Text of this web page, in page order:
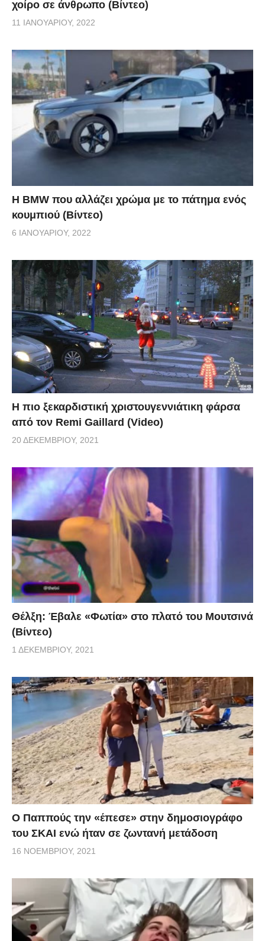
χοίρο σε άνθρωπο (Βίντεο)
11 ΙΑΝΟΥΑΡΊΟΥ, 2022
Η BMW που αλλάζει χρώμα με το πάτημα ενός
κουμπιού (Βίντεο)
6 ΙΑΝΟΥΑΡΊΟΥ, 2022
Η πιο ξεκαρδιστική χριστουγεννιάτικη φάρσα
από τον Remi Gaillard (Video)
20 ΔΕΚΕΜΒΡΊΟΥ, 2021
Θέλξη: Έβαλε «Φωτία» στο πλατό του Μουτσινά
(Βίντεο)
1 ΔΕΚΕΜΒΡΊΟΥ, 2021
Ο Παππούς την «έπεσε» στην δημοσιογράφο
του ΣΚΑΙ ενώ ήταν σε ζωντανή μετάδοση
16 ΝΟΕΜΒΡΊΟΥ, 2021